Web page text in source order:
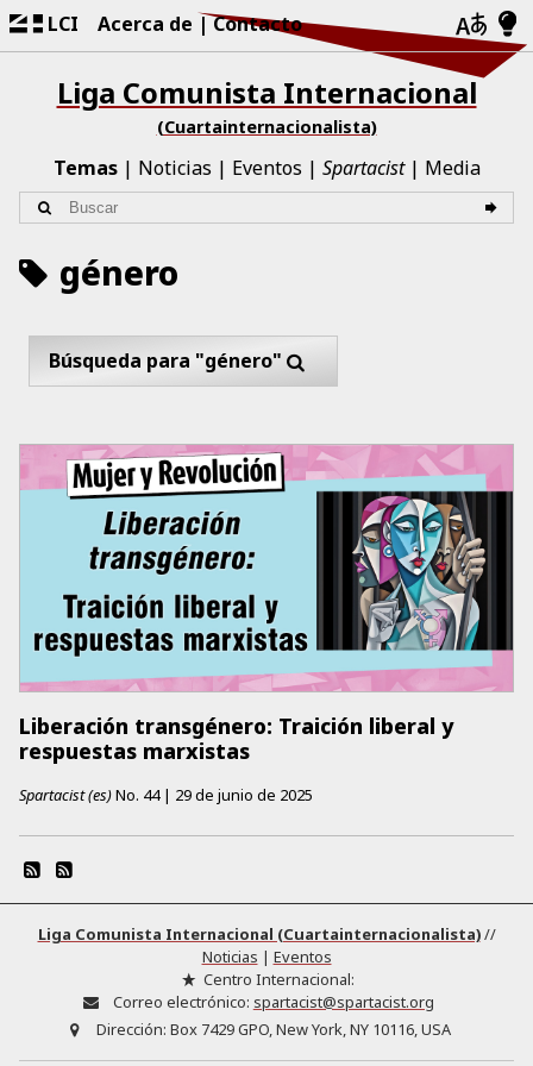
LCI Acerca de Contacto
Liga Comunista Internacional
(Cuartainternacionalista)
Temas Noticias Eventos Spartacist Media
género
Búsqueda para "género"
Liberación transgénero: Traición liberal y
respuestas marxistas
Spartacist (es)No. 44 | 29 de junio de 2025
Liga Comunista Internacional (Cuartainternacionalista)//
Noticias | Eventos
Centro Internacional:
Correo electrónico: spartacist@spartacist.org
Dirección: Box 7429 GPO, New York, NY 10116, USA